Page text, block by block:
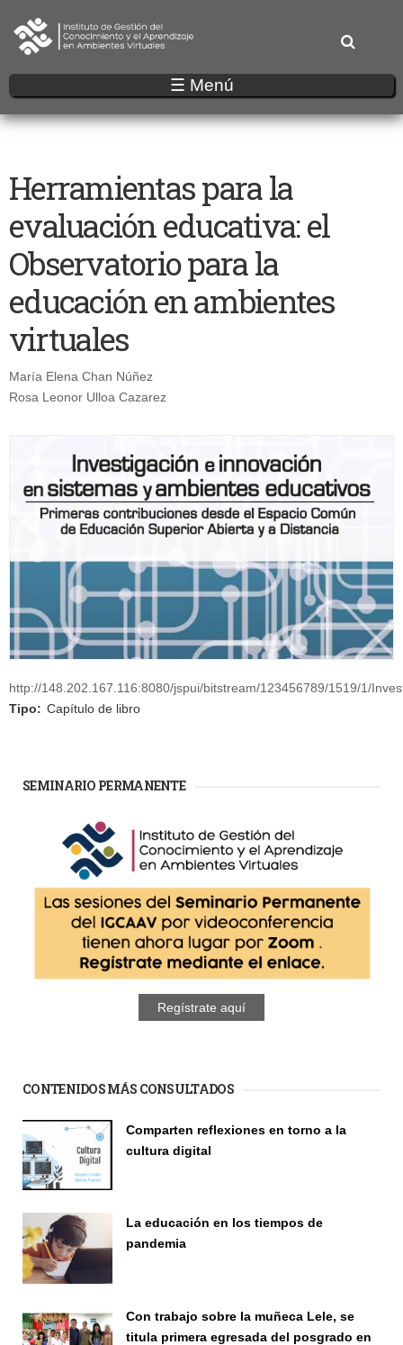
al
contenido
principal
☰ Menú
Herramientas para la
evaluación educativa: el
Observatorio para la
educación en ambientes
virtuales
María Elena Chan Núñez
Rosa Leonor Ulloa Cazarez
http://148.202.167.116:8080/jspui/bitstream/123456789/1519/1/
Tipo: Capítulo de libro
SEMINARIO PERMANENTE
Regístrate aquí
CONTENIDOS MÁS CONSULTADOS
Comparten reflexiones en torno a la
cultura digital
La educación en los tiempos de
pandemia
Con trabajo sobre la muñeca Lele, se
titula primera egresada del posgrado en